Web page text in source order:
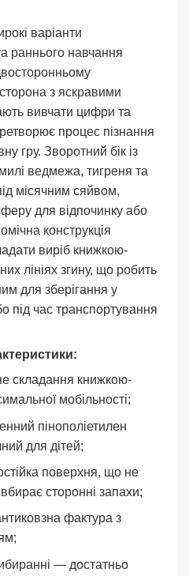
варіанти
раннього навчання
з яскравими
вивчати цифри та
процес пізнання
гру. Зворотний бік із
ведмежа, тигреня та
місячним сяйвом,
для відпочинку або
конструкція
виріб книжкою-
лініях згину, що робить
для зберігання у
під час транспортування
складання книжкою-
мобільності;
пінополіетилен
для дітей;
поверхня, що не
сторонні запахи;
фактура з
— достатньо